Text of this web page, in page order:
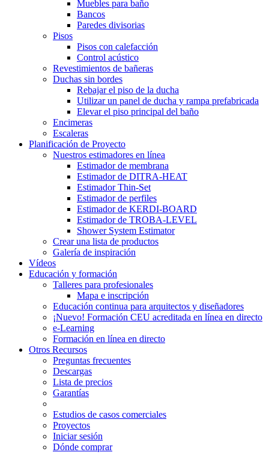
Muebles para baño
Bancos
Paredes divisorias
Pisos
Pisos con calefacción
Control acústico
Revestimientos de bañeras
Duchas sin bordes
Rebajar el piso de la ducha
Utilizar un panel de ducha y rampa prefabricada
Elevar el piso principal del baño
Encimeras
Escaleras
Planificación de Proyecto
Nuestros estimadores en línea
Estimador de membrana
Estimador de DITRA-HEAT
Estimador Thin-Set
Estimador de perfiles
Estimador de KERDI-BOARD
Estimador de TROBA-LEVEL
Shower System Estimator
Crear una lista de productos
Galería de inspiración
Vídeos
Educación y formación
Talleres para profesionales
Mapa e inscripción
Educación continua para arquitectos y diseñadores
¡Nuevo! Formación CEU acreditada en línea en directo
e-Learning
Formación en línea en directo
Otros Recursos
Preguntas frecuentes
Descargas
Lista de precios
Garantías
Estudios de casos comerciales
Proyectos
Iniciar sesión
Dónde comprar